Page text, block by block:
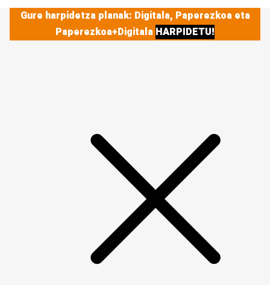
Gure harpidetza planak: Digitala, Paperezkoa eta
Paperezkoa+Digitala HARPIDETU!